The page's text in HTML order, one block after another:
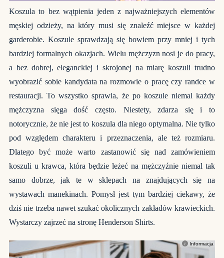
Koszula to bez wątpienia jeden z najważniejszych elementów
męskiej odzieży, na który musi się znaleźć miejsce w każdej
garderobie. Koszule sprawdzają się bowiem przy mniej i tych
bardziej formalnych okazjach. Wielu mężczyzn nosi je do pracy,
a bez dobrej, eleganckiej i skrojonej na miarę koszuli trudno
wyobrazić sobie kandydata na rozmowie o pracę czy randce w
restauracji. To wszystko sprawia, że po koszule niemal każdy
mężczyzna sięga dość często. Niestety, zdarza się i to
notorycznie, że nie jest to koszula dla niego optymalna. Nie tylko
pod względem charakteru i przeznaczenia, ale też rozmiaru.
Dlatego być może warto zastanowić się nad zamówieniem
koszuli u krawca, która będzie leżeć na mężczyźnie niemal tak
samo dobrze, jak te w sklepach na znajdujących się na
wystawach manekinach. Pomysł jest tym bardziej ciekawy, że
dziś nie trzeba nawet szukać okolicznych zakładów krawieckich.
Wystarczy zajrzeć na stronę Henderson Shirts.